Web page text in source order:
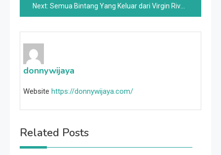
Next: Semua Bintang Yang Keluar dari Virgin River Menjelang Musim 5
donnywijaya
Website https://donnywijaya.com/
Related Posts